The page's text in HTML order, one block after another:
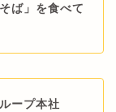
ば」を食べて
ープ本社